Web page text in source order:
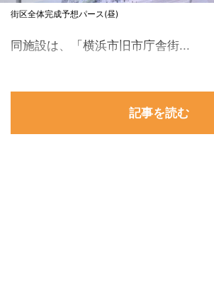
街区全体完成予想パース(昼)
同施設は、「横浜市旧市庁舎街...
記事を読む